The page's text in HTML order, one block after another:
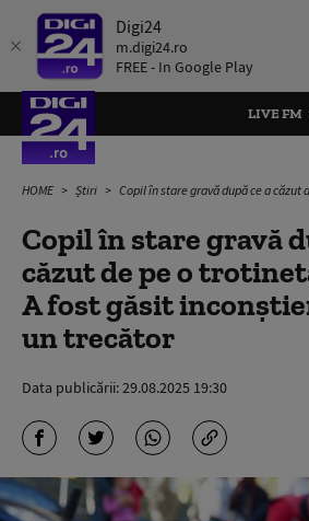
Digi24
m.digi24.ro
FREE - In Google Play
LIVE FM
HOME Știri Copil în stare gravă după ce a căzut de pe o trotinetă
Copil în stare gravă
căzut de pe o
A fost găsit
un trecător
Data publicării:29.08.2025 19:30